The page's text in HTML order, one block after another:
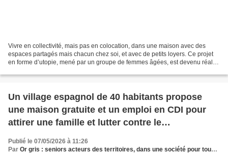
Vivre en collectivité, mais pas en colocation, dans une maison avec des
espaces partagés mais chacun chez soi, et avec de petits loyers. Ce projet
en forme d’utopie, mené par un groupe de femmes âgées, est devenu réalité
Un village espagnol de 40 habitants propose
une maison gratuite et un emploi en CDI pour
attirer une famille et lutter contre le
dépeuplement
Publié le 07/05/2026 à 11:26
Par Or gris : seniors acteurs des territoires, dans une société pour tous les âges